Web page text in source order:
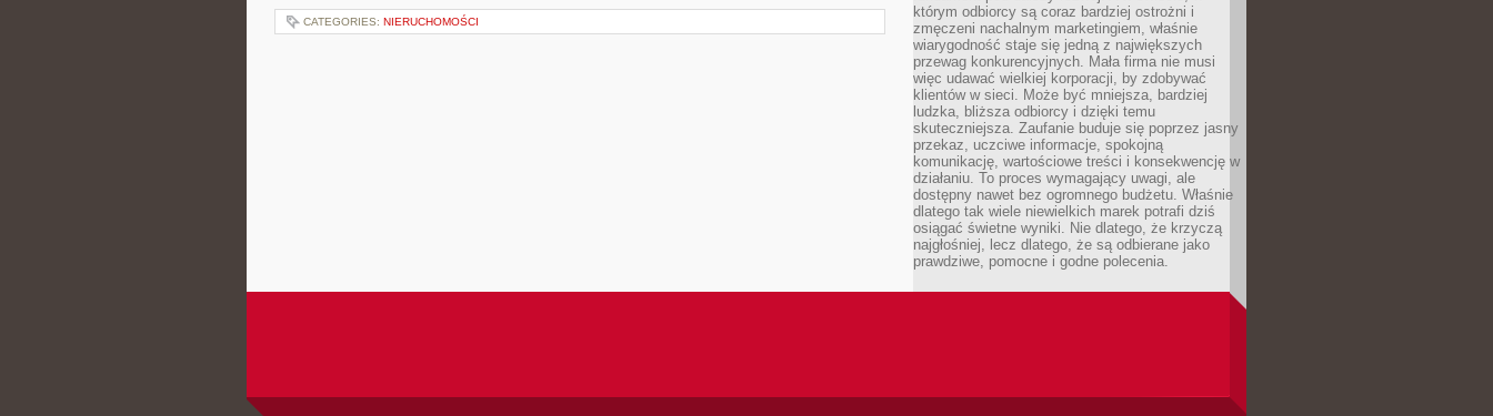
CATEGORIES: NIERUCHOMOŚCI
którym odbiorcy są coraz bardziej ostrożni i
zmęczeni nachalnym marketingiem, właśnie
wiarygodność staje się jedną z największych
przewag konkurencyjnych. Mała firma nie musi
więc udawać wielkiej korporacji, by zdobywać
klientów w sieci. Może być mniejsza, bardziej
ludzka, bliższa odbiorcy i dzięki temu
skuteczniejsza. Zaufanie buduje się poprzez jasny
przekaz, uczciwe informacje, spokojną
komunikację, wartościowe treści i konsekwencję w
działaniu. To proces wymagający uwagi, ale
dostępny nawet bez ogromnego budżetu. Właśnie
dlatego tak wiele niewielkich marek potrafi dziś
osiągać świetne wyniki. Nie dlatego, że krzyczą
najgłośniej, lecz dlatego, że są odbierane jako
prawdziwe, pomocne i godne polecenia.